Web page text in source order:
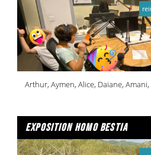
Arthur, Aymen, Alice, Daiane,
exposition homo bestia